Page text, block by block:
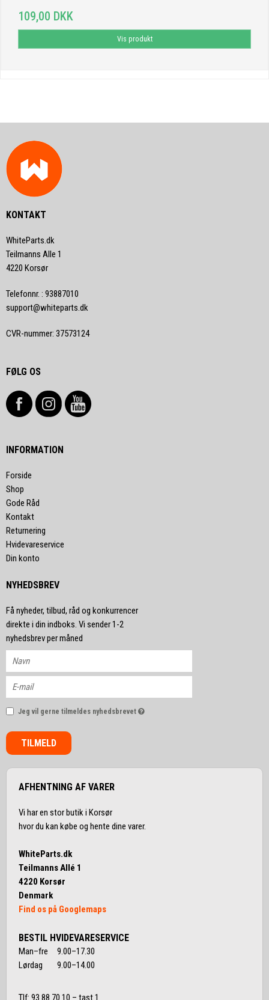
109,00 DKK
Vis produkt
KONTAKT
WhiteParts.dk
Teilmanns Alle 1
4220 Korsør
Telefonnr. : 93887010
support@whiteparts.dk
CVR-nummer: 37573124
FØLG OS
INFORMATION
Forside
Shop
Gode Råd
Kontakt
Returnering
Hvidevareservice
Din konto
NYHEDSBREV
Få nyheder, tilbud, råd og konkurrencer
direkte i din indboks. Vi sender 1-2
nyhedsbrev per måned
Jeg vil gerne tilmeldes nyhedsbrevet
TILMELD
AFHENTNING AF VARER
Vi har en stor butik i Korsør
hvor du kan købe og hente dine varer.
WhiteParts.dk
Teilmanns Allé 1
4220 Korsør
Denmark
Find os på Googlemaps
BESTIL HVIDEVARESERVICE
Man–fre 9.00–17.30
Lørdag 9.00–14.00
Tlf: 93 88 70 10 – tast 1